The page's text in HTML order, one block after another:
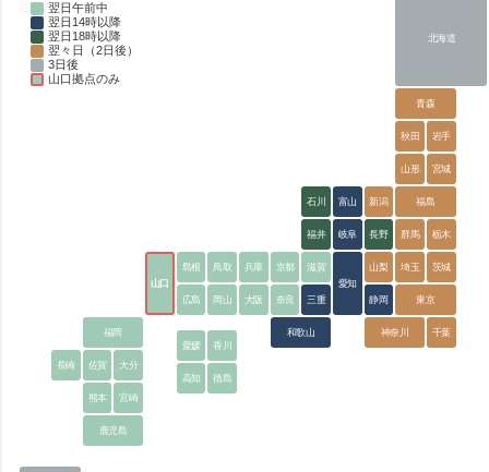
翌日午前中
翌日14時以降
翌日18時以降
翌々日（2日後）
3日後
山口拠点のみ
北海道
青森
秋田 岩手
山形 宮城
福島
新潟
群馬 栃木
埼玉 茨城
東京
神奈川 千葉
山梨
石川
福井 長野
富山
岐阜
愛知
静岡
三重
和歌山
山口
島根 鳥取
広島 岡山
兵庫 京都 滋賀
大阪 奈良
香川
愛媛
徳島
高知
福岡
佐賀 大分
熊本
長崎
宮崎
鹿児島